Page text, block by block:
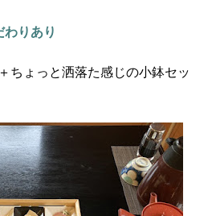
りあり
ちょっと洒落た感じの小鉢セッ